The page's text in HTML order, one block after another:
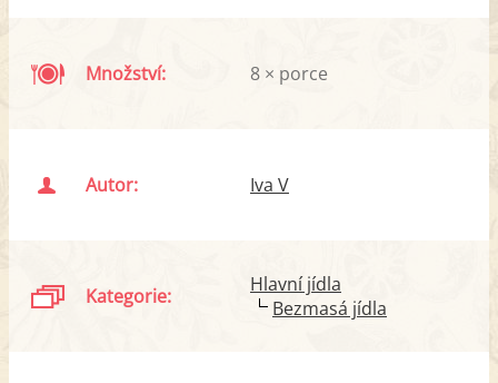
Množství: 8 × porce
Autor: Iva V
Kategorie:
Hlavní jídla
Bezmasá jídla